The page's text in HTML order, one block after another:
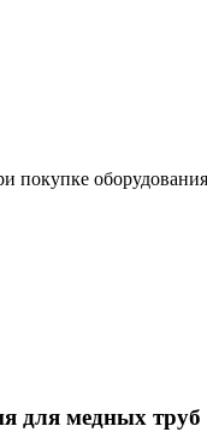
покупке оборудования
для медных